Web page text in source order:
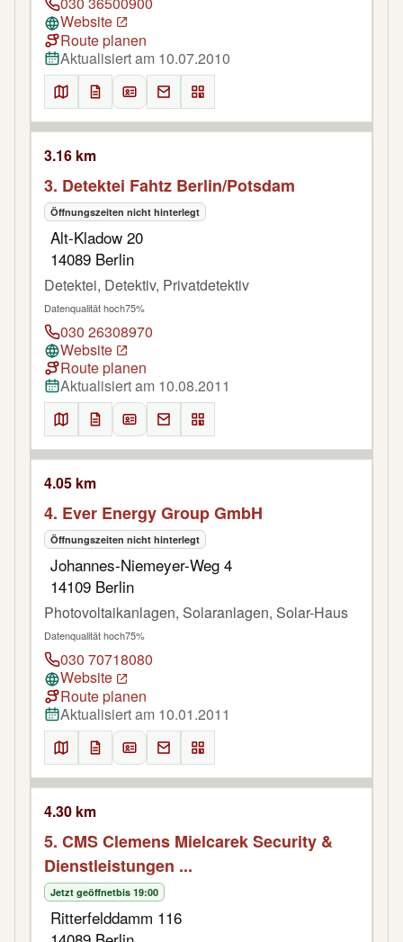
Website
Route planen
Aktualisiert am 10.07.2010
3.16 km
3. Detektei Fahtz Berlin/Potsdam
Öffnungszeiten nicht hinterlegt
Alt-Kladow 20
14089 Berlin
Detektei, Detektiv, Privatdetektiv
Datenqualität hoch75%
030 26308970
Website
Route planen
Aktualisiert am 10.08.2011
4.05 km
4. Ever Energy Group GmbH
Öffnungszeiten nicht hinterlegt
Johannes-Niemeyer-Weg 4
14109 Berlin
Photovoltaikanlagen, Solaranlagen, Solar-Haus
Datenqualität hoch75%
030 70718080
Website
Route planen
Aktualisiert am 10.01.2011
4.30 km
5. CMS Clemens Mielcarek Security &
Dienstleistungen ...
Jetzt geöffnetbis 19:00
Ritterfelddamm 116